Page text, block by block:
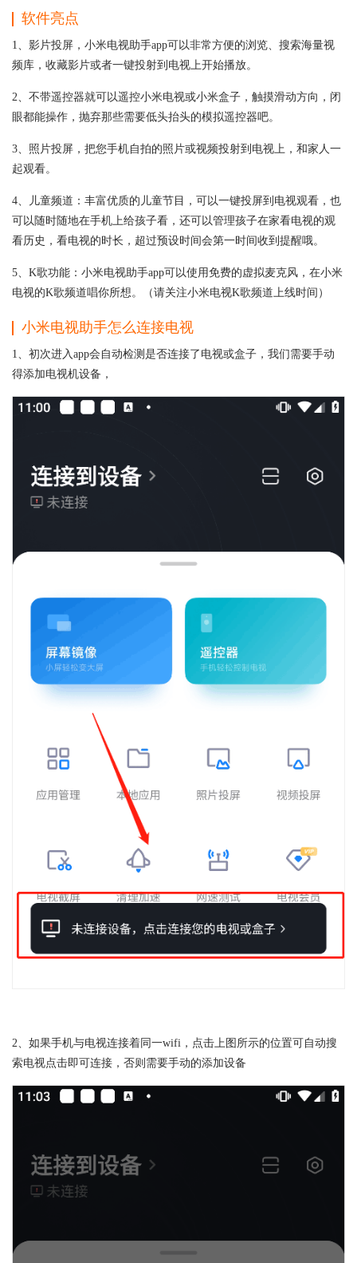
软件亮点
1、影片投屏，小米电视助手app可以非常方便的浏览、搜索海量视
频库，收藏影片或者一键投射到电视上开始播放。
2、不带遥控器就可以遥控小米电视或小米盒子，触摸滑动方向，闭
眼都能操作，抛弃那些需要低头抬头的模拟遥控器吧。
3、照片投屏，把您手机自拍的照片或视频投射到电视上，和家人一
起观看。
4、儿童频道：丰富优质的儿童节目，可以一键投屏到电视观看，也
可以随时随地在手机上给孩子看，还可以管理孩子在家看电视的观
看历史，看电视的时长，超过预设时间会第一时间收到提醒哦。
5、K歌功能：小米电视助手app可以使用免费的虚拟麦克风，在小米
电视的K歌频道唱你所想。（请关注小米电视K歌频道上线时间）
小米电视助手怎么连接电视
1、初次进入app会自动检测是否连接了电视或盒子，我们需要手动
得添加电视机设备，
2、如果手机与电视连接着同一wifi，点击上图所示的位置可自动搜
索电视点击即可连接，否则需要手动的添加设备